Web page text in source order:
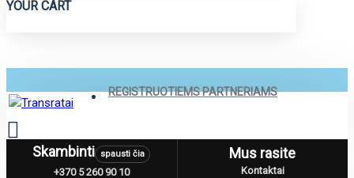
YOUR CART
REGISTRUOTIEMS PARTNERIAMS
MenuSkambinti spausti čia
+370 5 260 90 10
Mus rasite
Kontaktai